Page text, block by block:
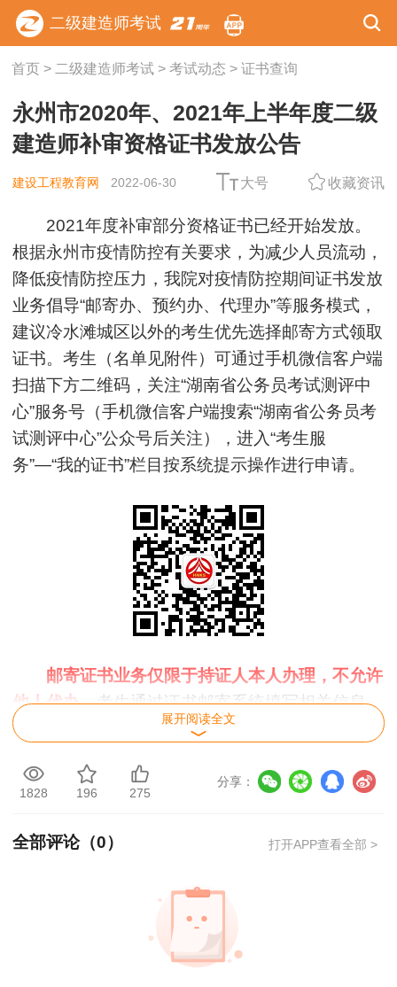
二级建造师考试
首页> 二级建造师考试> 考试动态 > 证书查询
永州市2020年、2021年上半年度二级
建造师补审资格证书发放公告
建设工程教育网 2022-06-30 大号 收藏资讯
2021年度补审部分资格证书已经开始发放。
根据永州市疫情防控有关要求，为减少人员流动，
降低疫情防控压力，我院对疫情防控期间证书发放
业务倡导“邮寄办、预约办、代理办”等服务模式，
建议冷水滩城区以外的考生优先选择邮寄方式领取
证书。考生（名单见附件）可通过手机微信客户端
扫描下方二维码，关注“湖南省公务员考试测评中
心”服务号（手机微信客户端搜索“湖南省公务员考
试测评中心”公众号后关注），进入“考生服
务”—“我的证书”栏目按系统提示操作进行申请。
邮寄证书业务仅限于持证人本人办理，不允许
他人代办。考生通过证书邮寄系统填写相关信息，
微信实名认证后申请证书邮寄业务（证书原则上只
和地址）。如有违反，所产生的后果以及法律责任
院将及时联系邮政EMS寄发给申请人，邮寄证书
现场考生本人领取证书的，请携带本人身份证
原件领取；现场委托代领的，请携带代领人有效身
份证原件、代领委托书、考生有效身份证（或身份
展开阅读全文
1828 196 275
分享：
全部评论（0） 打开APP查看全部 >